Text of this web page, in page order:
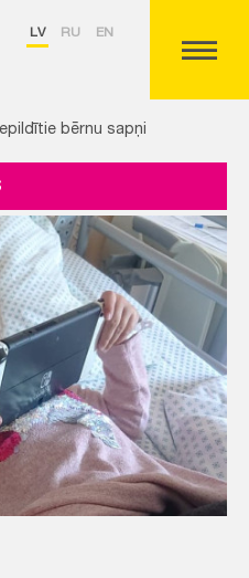
LV RU EN
bērnu sapņi